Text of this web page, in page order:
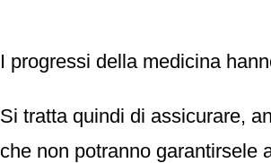
I progressi della medicina
Si tratta quindi di assicurare,
che non potranno garantirsele